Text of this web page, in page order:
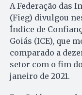
A Federação das
(Fieg) divulgou
Índice de
Goiás (ICE), que
comparado a
setor com o fim
janeiro de 2021.